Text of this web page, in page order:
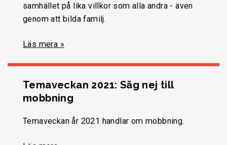
samhället på lika villkor som alla andra - även
genom att bilda familj.
Läs mera »
Temaveckan 2021: Säg nej till
mobbning
Temaveckan år 2021 handlar om mobbning.